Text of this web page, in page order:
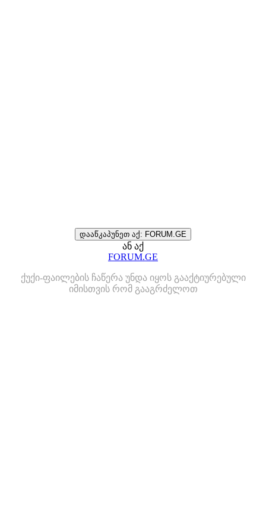
დააწკაპუნეთ აქ: FORUM.GE
ან აქ
FORUM.GE
ქუქი-ფაილების ჩაწერა უნდა იყოს გააქტიურებული
იმისთვის რომ გააგრძელოთ